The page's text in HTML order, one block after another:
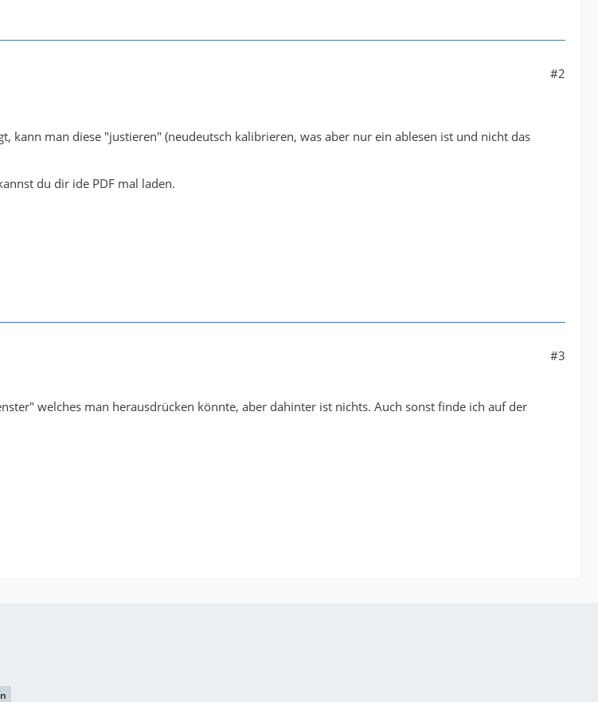
#2
kann man diese "justieren" (neudeutsch kalibrieren, was aber nur ein ablesen ist und nicht das
du dir ide PDF mal laden.
#3
welches man herausdrücken könnte, aber dahinter ist nichts. Auch sonst finde ich auf der